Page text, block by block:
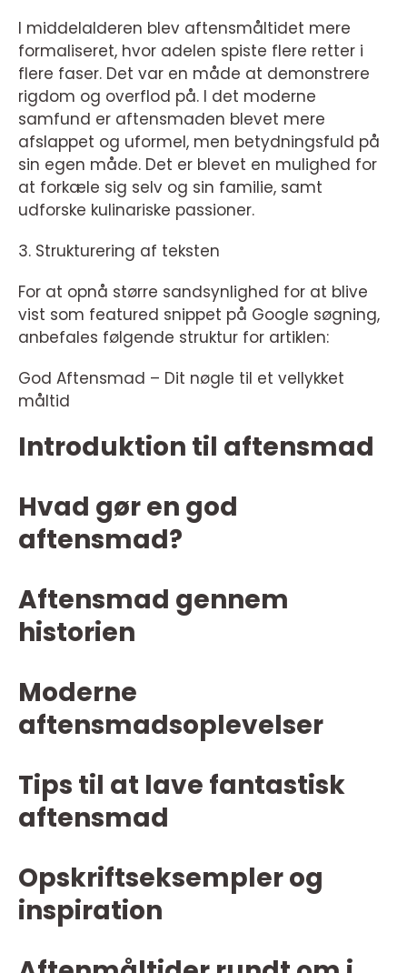
I middelalderen blev aftensmåltidet mere
formaliseret, hvor adelen spiste flere retter i
flere faser. Det var en måde at demonstrere
rigdom og overflod på. I det moderne
samfund er aftensmaden blevet mere
afslappet og uformel, men betydningsfuld på
sin egen måde. Det er blevet en mulighed for
at forkæle sig selv og sin familie, samt
udforske kulinariske passioner.
3. Strukturering af teksten
For at opnå større sandsynlighed for at blive
vist som featured snippet på Google søgning,
anbefales følgende struktur for artiklen:
God Aftensmad – Dit nøgle til et vellykket
måltid
Introduktion til aftensmad
Hvad gør en god
aftensmad?
Aftensmad gennem
historien
Moderne
aftensmadsoplevelser
Tips til at lave fantastisk
aftensmad
Opskriftseksempler og
inspiration